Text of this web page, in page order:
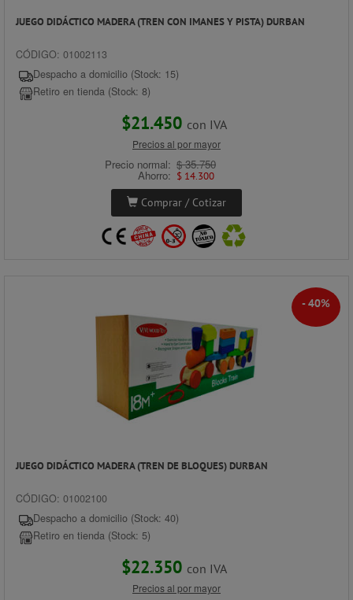
JUEGO DIDÁCTICO MADERA (TREN CON IMANES Y PISTA) DURBAN
CÓDIGO: 01002113
Despacho a domicilio (Stock: 15)
Retiro en tienda (Stock: 8)
$21.450 con IVA
Precios al por mayor
Precio normal: $ 35.750
Ahorro: $ 14.300
Comprar / Cotizar
- 40%
JUEGO DIDÁCTICO MADERA (TREN DE BLOQUES) DURBAN
CÓDIGO: 01002100
Despacho a domicilio (Stock: 40)
Retiro en tienda (Stock: 5)
$22.350 con IVA
Precios al por mayor